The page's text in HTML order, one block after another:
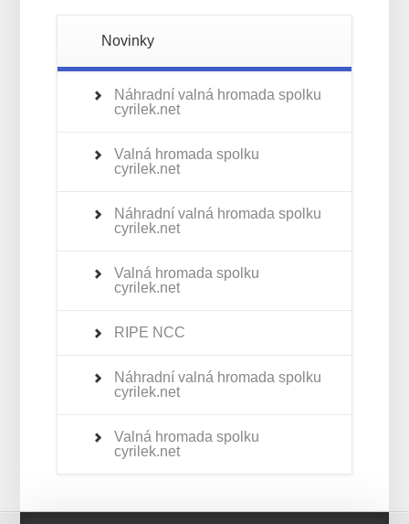
Novinky
Náhradní valná hromada spolku
cyrilek.net
Valná hromada spolku
cyrilek.net
Náhradní valná hromada spolku
cyrilek.net
Valná hromada spolku
cyrilek.net
RIPE NCC
Náhradní valná hromada spolku
cyrilek.net
Valná hromada spolku
cyrilek.net